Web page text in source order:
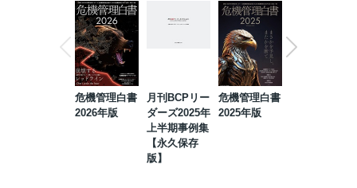
危機管理白書
2026年版
月刊BCPリー
ダーズ2025年
上半期事例集
【永久保存
版】
危機管理白書
2025年版